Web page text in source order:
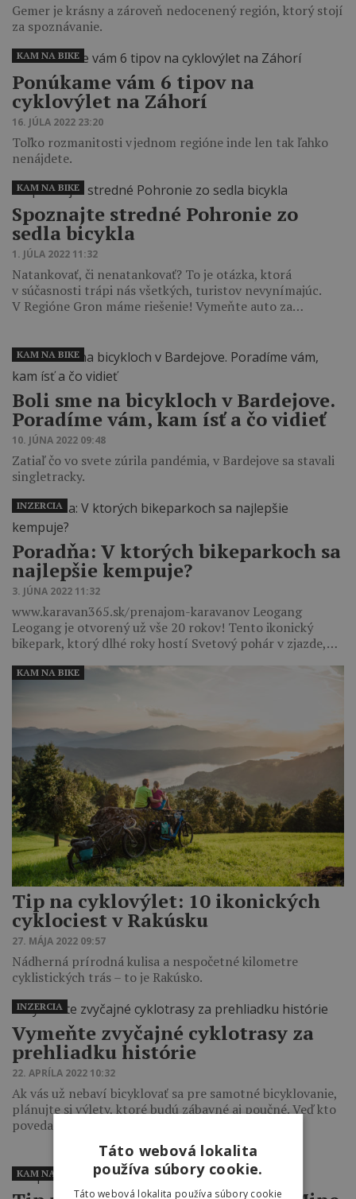
Gemer je krásny a zároveň nedocenený región, ktorý stojí
za spoznávanie.
Ponúkame vám 6 tipov na
cyklovýlet na Záhorí
16. JÚLA 2022 23:20
Toľko rozmanitosti v jednom regióne inde len tak ľahko
nenájdete.
KAM NA BIKE
Spoznajte stredné Pohronie zo
sedla bicykla
1. JÚLA 2022 11:32
Natankovať, či nenatankovať? To je otázka, ktorá
v súčasnosti trápi nás všetkých, turistov nevynímajúc.
V Regióne Gron máme riešenie! Vymeňte auto za…
KAM NA BIKE
Boli sme na bicykloch v Bardejove.
Poradíme vám, kam ísť a čo vidieť
10. JÚNA 2022 09:48
Zatiaľ čo vo svete zúrila pandémia, v Bardejove sa stavali
singletracky.
KAM NA BIKE
Poradňa: V ktorých bikeparkoch sa
najlepšie kempuje?
3. JÚNA 2022 11:32
www.karavan365.sk/prenajom-karavanov Leogang
Leogang je otvorený už vše 20 rokov! Tento ikonický
bikepark, ktorý dlhé roky hostí Svetový pohár v zjazde,…
INZERCIA
Tip na cyklovýlet: 10 ikonických
cyklociest v Rakúsku
27. MÁJA 2022 09:57
Nádherná prírodná kulisa a nespočetné kilometre
cyklistických trás – to je Rakúsko.
KAM NA BIKE
Vymeňte zvyčajné cyklotrasy za
prehliadku histórie
22. APRÍLA 2022 10:32
Ak vás už nebaví bicyklovať sa pre samotné bicyklovanie,
plánujte si výlety, ktoré budú zábavné aj poučné. Veď kto
povedal,…
INZERCIA
KAM NA BIKE
Táto webová lokalita
používa súbory cookie.
Táto webová lokalita používa súbory cookie